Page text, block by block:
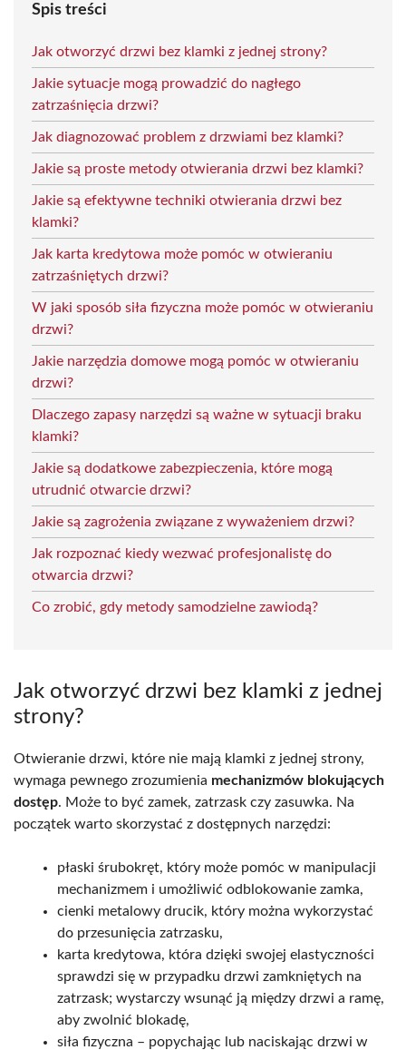
Spis treści
Jak otworzyć drzwi bez klamki z jednej strony?
Jakie sytuacje mogą prowadzić do nagłego
zatrzaśnięcia drzwi?
Jak diagnozować problem z drzwiami bez klamki?
Jakie są proste metody otwierania drzwi bez klamki?
Jakie są efektywne techniki otwierania drzwi bez
klamki?
Jak karta kredytowa może pomóc w otwieraniu
zatrzaśniętych drzwi?
W jaki sposób siła fizyczna może pomóc w otwieraniu
drzwi?
Jakie narzędzia domowe mogą pomóc w otwieraniu
drzwi?
Dlaczego zapasy narzędzi są ważne w sytuacji braku
klamki?
Jakie są dodatkowe zabezpieczenia, które mogą
utrudnić otwarcie drzwi?
Jakie są zagrożenia związane z wyważeniem drzwi?
Jak rozpoznać kiedy wezwać profesjonalistę do
otwarcia drzwi?
Co zrobić, gdy metody samodzielne zawiodą?
Jak otworzyć drzwi bez klamki z jednej
strony?
Otwieranie drzwi, które nie mają klamki z jednej strony,
wymaga pewnego zrozumienia mechanizmów blokujących
dostęp. Może to być zamek, zatrzask czy zasuwka. Na
początek warto skorzystać z dostępnych narzędzi:
płaski śrubokręt, który może pomóc w manipulacji
mechanizmem i umożliwić odblokowanie zamka,
cienki metalowy drucik, który można wykorzystać
do przesunięcia zatrzasku,
karta kredytowa, która dzięki swojej elastyczności
sprawdzi się w przypadku drzwi zamkniętych na
zatrzask; wystarczy wsunąć ją między drzwi a ramę,
aby zwolnić blokadę,
siła fizyczna – popychając lub naciskając drzwi w